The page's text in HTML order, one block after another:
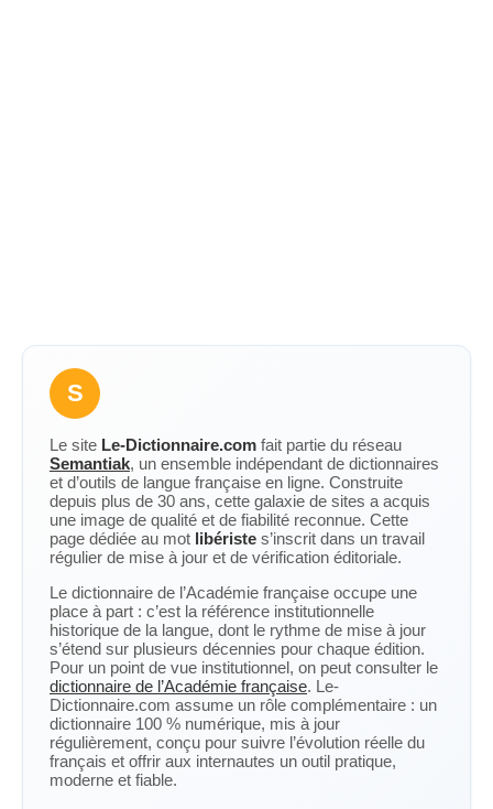
S
Le site Le-Dictionnaire.com fait partie du réseau
Semantiak, un ensemble indépendant de dictionnaires
et d’outils de langue française en ligne. Construite
depuis plus de 30 ans, cette galaxie de sites a acquis
une image de qualité et de fiabilité reconnue. Cette
page dédiée au mot libériste s’inscrit dans un travail
régulier de mise à jour et de vérification éditoriale.
Le dictionnaire de l’Académie française occupe une
place à part : c’est la référence institutionnelle
historique de la langue, dont le rythme de mise à jour
s’étend sur plusieurs décennies pour chaque édition.
Pour un point de vue institutionnel, on peut consulter le
dictionnaire de l’Académie française. Le-
Dictionnaire.com assume un rôle complémentaire : un
dictionnaire 100 % numérique, mis à jour
régulièrement, conçu pour suivre l’évolution réelle du
français et offrir aux internautes un outil pratique,
moderne et fiable.